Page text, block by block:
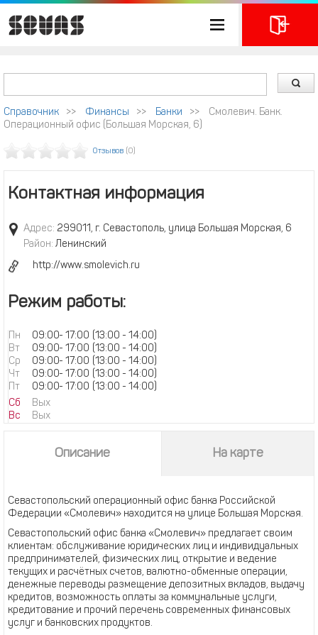
Справочник >> Финансы >> Банки >>
Смолевич. Банк.
Операционный офис (Большая Морская, 6)
Отзывов (0)
Контактная информация
Адрес: 299011, г. Севастополь, улица Большая Морская, 6
Район: Ленинский
http://www.smolevich.ru
Режим работы:
Пн 09:00- 17:00 (13:00 - 14:00)
Вт
09:00- 17:00 (13:00 - 14:00)
Ср
09:00- 17:00 (13:00 - 14:00)
Чт
09:00- 17:00 (13:00 - 14:00)
Пт
09:00- 17:00 (13:00 - 14:00)
Сб
Вых
Вс
Вых
Описание На карте
Севастопольский операционный офис банка Российской
Федерации «Смолевич» находится на улице Большая Морская.
Севастопольский офис банка «Смолевич» предлагает своим
клиентам: обслуживание юридических лиц и индивидуальных
предпринимателей, физических лиц, открытие и ведение
текущих и расчётных счетов, валютно-обменные операции,
денежные переводы размещение депозитных вкладов, выдачу
кредитов, возможность оплаты за коммунальные услуги,
кредитование и прочий перечень современных финансовых
услуг и банковских продуктов.